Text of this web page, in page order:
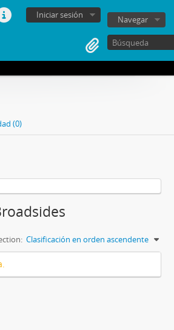
Iniciar sesión Navegar
(0)
Clasificación en orden ascendente